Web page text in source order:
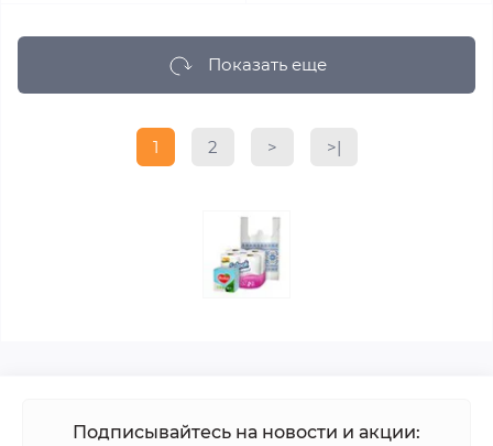
Показать еще
1 2 > >|
Подписывайтесь на новости и акции: